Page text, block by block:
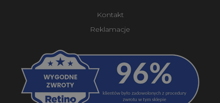
Kontakt
Reklamacje